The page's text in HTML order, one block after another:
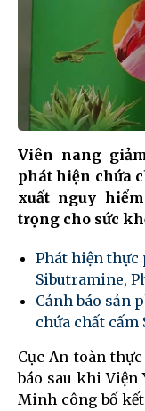
Viên nang
phát hiện chứa
xuất nguy
trọng cho sức
Phát hiện thực
Sibutramine,
Cảnh báo sản
chứa chất
Cục An toàn
báo sau khi Viện
Minh công bố